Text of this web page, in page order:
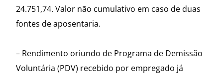
24.751,74. Valor não cumulativo em caso de duas
fontes de aposentaria.
– Rendimento oriundo de Programa de Demissão
Voluntária (PDV) recebido por empregado já